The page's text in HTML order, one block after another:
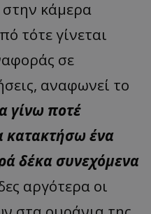
στην κάμερα
τότε γίνεται
σε
αναφωνεί το
γίνω ποτέ
κατακτήσω ένα
δέκα συνεχόμενα
αργότερα οι